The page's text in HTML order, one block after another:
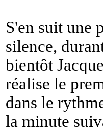
S'en suit une
silence,
bientôt
réalise le
dans le
la minute